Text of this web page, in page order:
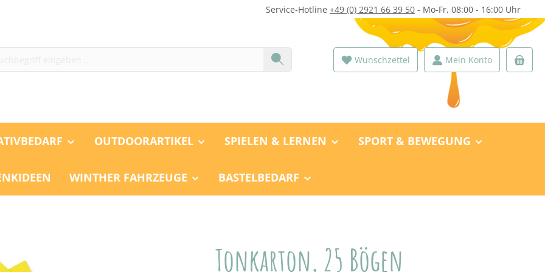
Service-Hotline +49 (0) 2921 66 39 50 - Mo-Fr, 08:00 - 16:00 Uhr
Wunschzettel Mein Konto
OUTDOORARTIKEL SPIELEN & LERNEN SPORT & BEWEGUNG
WINTHER FAHRZEUGE BASTELBEDARF
Tonkarton, 25 Bögen